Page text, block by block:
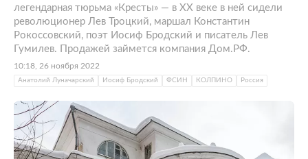
легендарная тюрьма «Кресты» — в XX веке в ней сидели
революционер Лев Троцкий, маршал Константин
Рокоссовский, поэт Иосиф Бродский и писатель Лев
Гумилев. Продажей займется компания Дом.РФ.
10:18, 26 ноября 2022
Анатолий Луначарский Иосиф Бродский ФСИН КОЛПИНО Россия